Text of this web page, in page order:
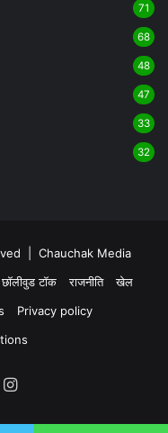
71
68
48
47
33
32
| Chauchak Media
छॉलीवुड टॉक राजनीति
खेल
Privacy policy
Instagram